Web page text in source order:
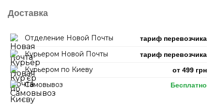
Доставка
Отделение Новой Почты тариф перевозчика
Курьером Новой Почты тариф перевозчика
Курьером по Киеву от 499 грн
Самовывоз Бесплатно